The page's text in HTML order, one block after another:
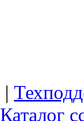
|
Каталог